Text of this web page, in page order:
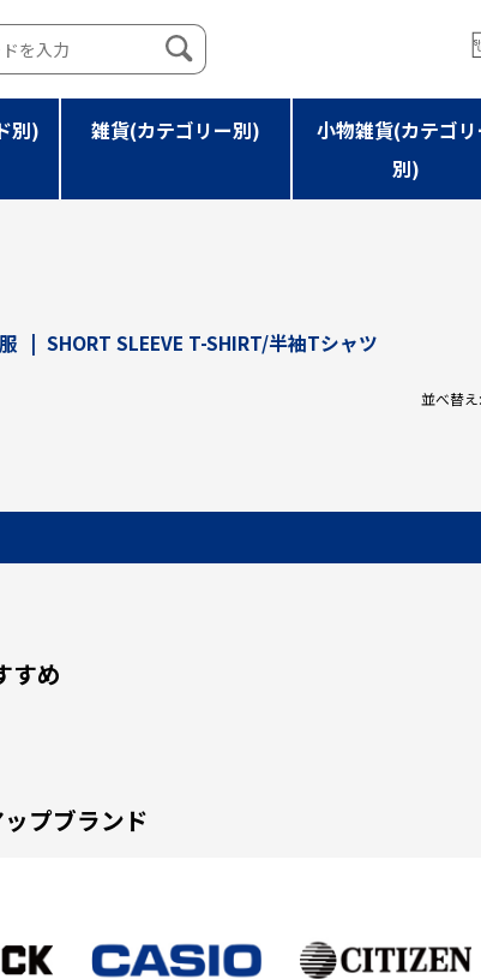
別) 雑貨(カテゴリー別)
小物雑貨(カテゴリ
別)
| SHORT SLEEVE T-SHIRT/半袖Tシャツ
並べ替え:
すめ
プブランド